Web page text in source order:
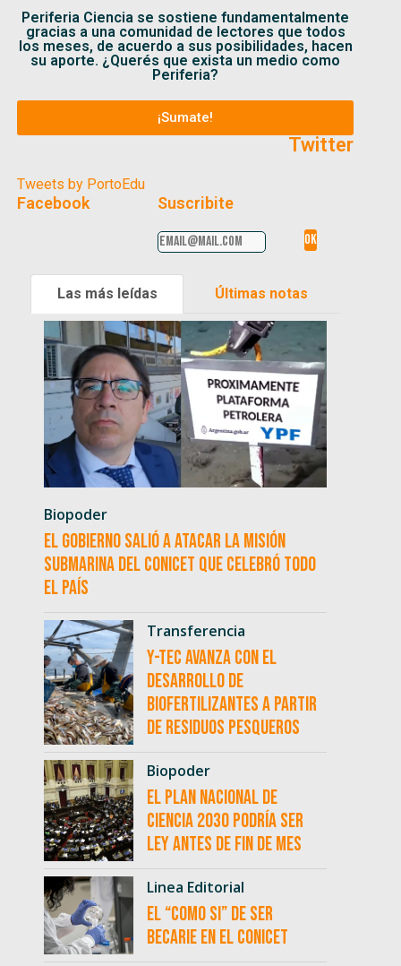
Periferia Ciencia se sostiene fundamentalmente
gracias a una comunidad de lectores que todos
los meses, de acuerdo a sus posibilidades, hacen
su aporte. ¿Querés que exista un medio como
Periferia?
¡Sumate!
Twitter
Tweets by PortoEdu
Facebook Suscribite
Las más leídas Últimas notas
Biopoder
El Gobierno salió a atacar la misión
submarina del CONICET que celebró todo
el país
Transferencia
Y-TEC avanza con el
desarrollo de
biofertilizantes a partir
de residuos pesqueros
Biopoder
El Plan Nacional de
Ciencia 2030 podría ser
ley antes de fin de mes
Linea Editorial
El “como si” de ser
becarie en el CONICET